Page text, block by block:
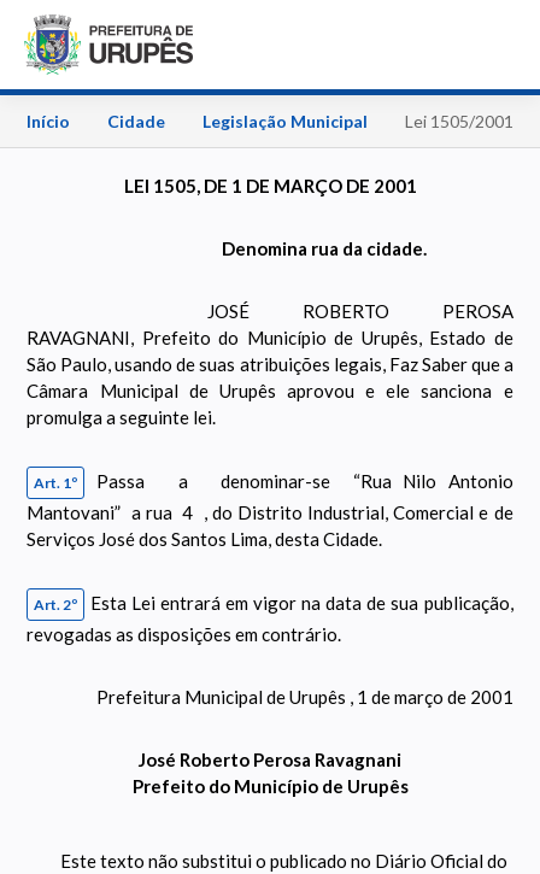
Início Cidade Legislação Municipal Lei 1505/2001
LEI 1505, DE 1 DE MARÇO DE 2001
Denomina rua da cidade.
JOSÉ ROBERTO PEROSA
RAVAGNANI, Prefeito do Município de Urupês, Estado de
São Paulo, usando de suas atribuições legais, Faz Saber que a
Câmara Municipal de Urupês aprovou e ele sanciona e
promulga a seguinte lei.
Art. 1º
Passa a denominar-se “Rua Nilo Antonio
Mantovani” a rua 4 , do Distrito Industrial, Comercial e de
Serviços José dos Santos Lima, desta Cidade.
Art. 2º
Esta Lei entrará em vigor na data de sua publicação,
revogadas as disposições em contrário.
Prefeitura Municipal de Urupês , 1 de março de 2001
José Roberto Perosa Ravagnani
Prefeito do Município de Urupês
Este texto não substitui o publicado no Diário Oficial do